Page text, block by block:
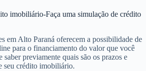
imobiliário-Faça uma simulação de crédito
em Alto Paraná oferecem a possibilidade de
para o financiamento do valor que você
saber previamente quais são os prazos e
seu crédito imobiliário.